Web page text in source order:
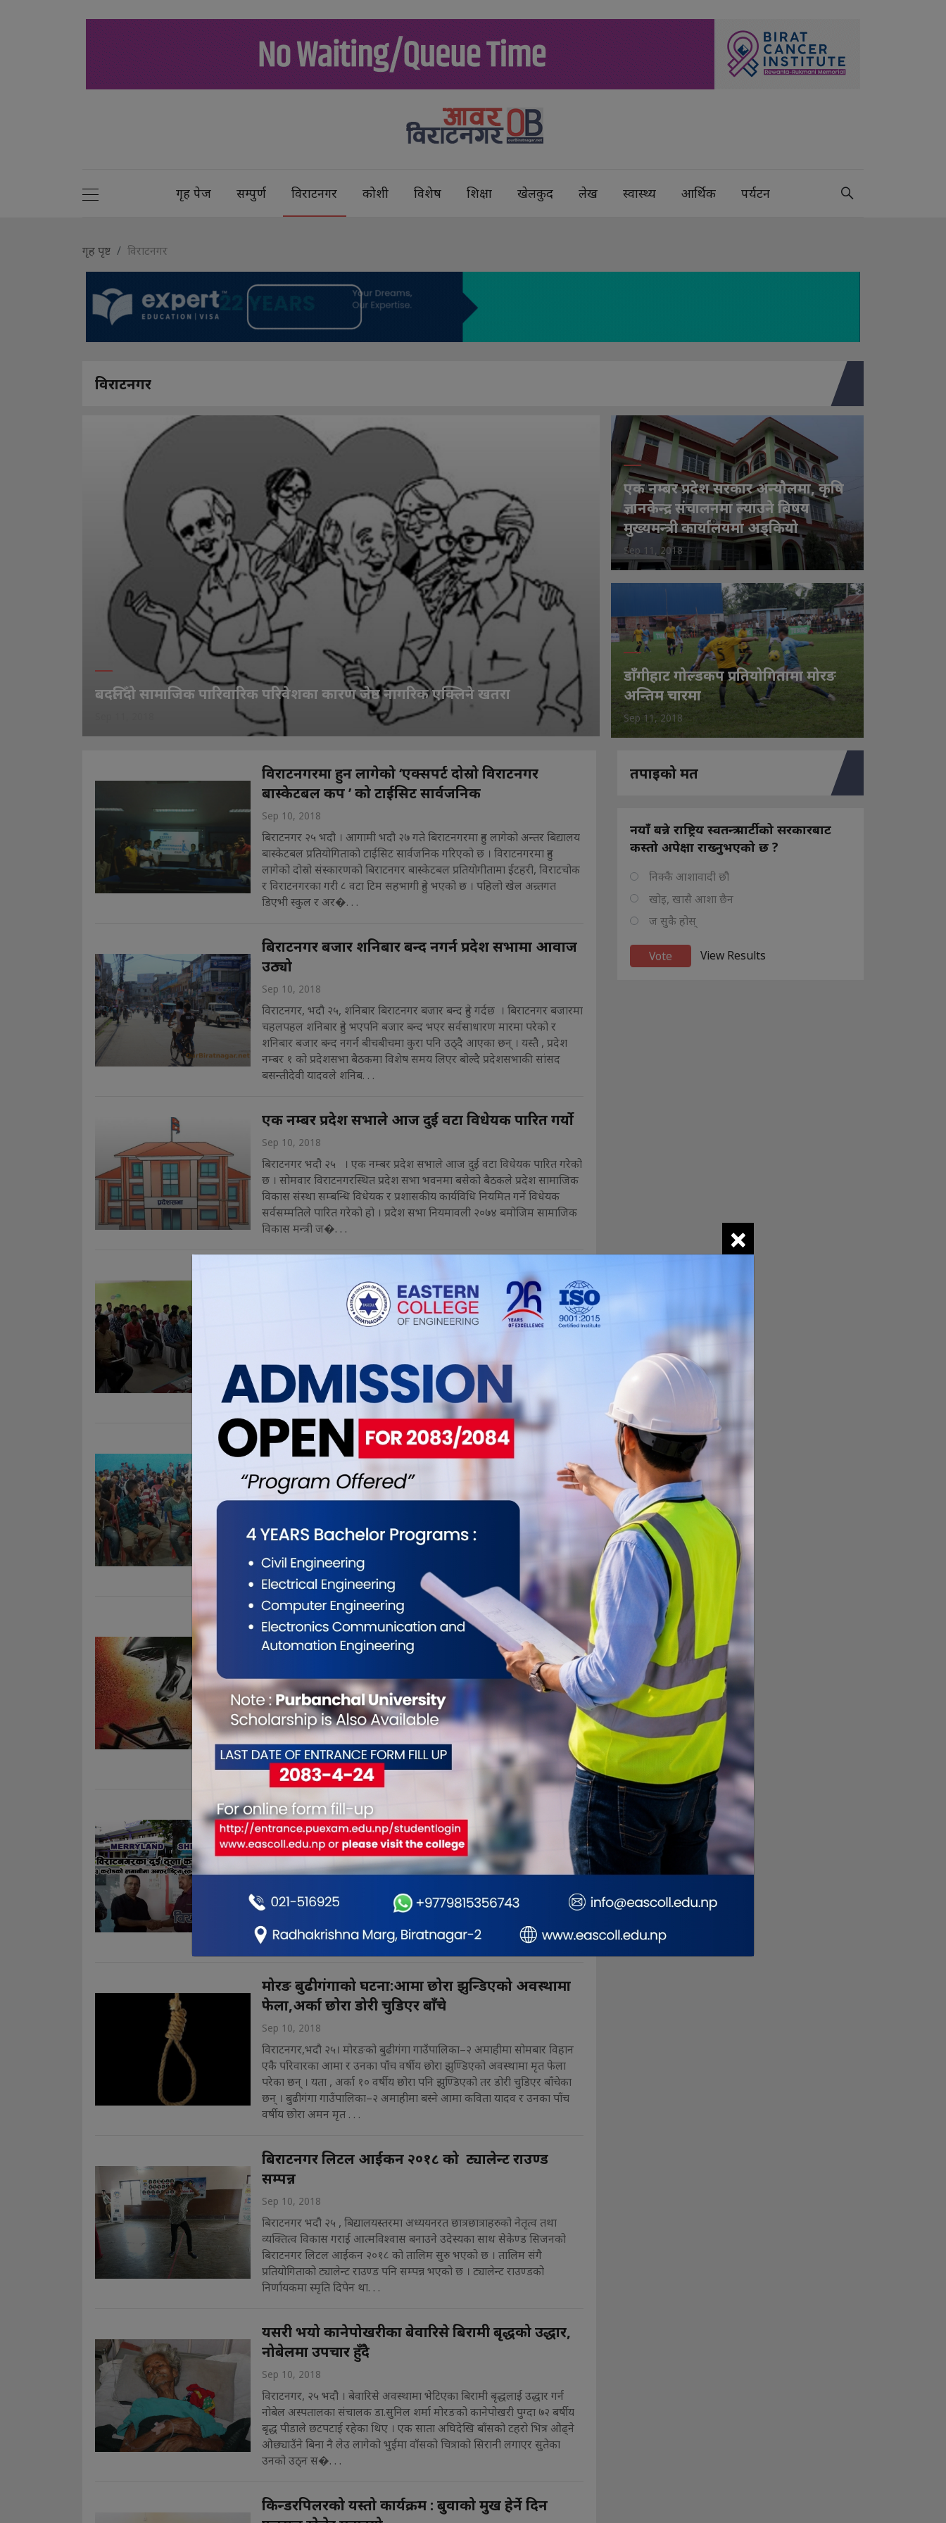
गृह पेज सम्पुर्ण विराटनगर कोशी विशेष शिक्षा खेलकुद लेख स्वास्थ्य आर्थिक पर्यटन
गृह पृष्ट विराटनगर
विराटनगर
बदलिँदो सामाजिक पारिवारिक परिवेशका कारण जेष्ठ नागरिक एक्लिने खतरा
एक नम्बर प्रदेश सरकार अन्यौलमा, कृषि
ज्ञानकेन्द्र संचालनमा ल्याउने बिषय
मुख्यमन्त्री कार्यालयमा अड्कियो
Sep 11, 2018
डाँगीहाट गोल्डकप प्रतियोगितामा मोरङ
अन्तिम चारमा
Sep 11, 2018
विराटनगरमा हुन लागेको ‘एक्सपर्ट दोस्रो विराटनगर
बास्केटबल कप ’ को टाईसिट सार्वजनिक
Sep 10, 2018
बिराटनगर २५ भदौ । आगामी भदौ २७ गते बिराटनगरमा हुन लागेको अन्तर बिद्यालय
बास्केटबल प्रतियोगिताको टाईसिट सार्वजनिक गरिएको छ । विराटनगरमा हुन
लागेको दोस्रो संस्कारणको बिराटनगर बास्केटबल प्रतियोगीतामा ईटहरी, विराटचोक
र विराटनगरका गरी ८ वटा टिम सहभागी हुने भएको छ । पहिलो खेल अन्र्तगत
डिएभी स्कुल र अर�. . .
बिराटनगर बजार शनिबार बन्द नगर्न प्रदेश सभामा आवाज
उठ्यो
Sep 10, 2018
विराटनगर, भदौ २५, शनिबार बिराटनगर बजार बन्द हुने गर्दछ । बिराटनगर बजारमा
चहलपहल शनिबार हुने भएपनि बजार बन्द भएर सर्वसाधारण मारमा परेको र
शनिबार बजार बन्द नगर्न बीचबीचमा कुरा पनि उठ्दै आएका छन् । यस्तै , प्रदेश
नम्बर १ को प्रदेशसभा बैठकमा विशेष समय लिएर बोल्दै प्रदेशसभाकी सांसद
बसन्तीदेवी यादवले शनिब. . .
एक नम्बर प्रदेश सभाले आज दुई वटा विधेयक पारित गर्यो
Sep 10, 2018
बिराटनगर भदौ २५ । एक नम्बर प्रदेश सभाले आज दुई वटा विधेयक पारित गरेको
छ । सोमवार विराटनगरस्थित प्रदेश सभा भवनमा बसेको बैठकले प्रदेश सामाजिक
विकास संस्था सम्बन्धि विधेयक र प्रशासकीय कार्यविधि नियमित गर्ने विधेयक
सर्वसम्मतिले पारित गरेको हो । प्रदेश सभा नियमावली २०७४ बमोजिम सामाजिक
विकास मन्त्री ज�. . .
विराटनगरका ६५ जना ट्याक्टर चालकलाई ट्राफिक
नियमबारे प्रशिक्षण
एण्ड महिन्द्रा ट्याक्टर कम्पनिले आयोजना गरेको कार्यक्रममा ट्याक्टर
चालकहरुलाई प्रशिक्षण दिएको । करिब ६५ जना ट्याक्टर चालकलाई जिल्ला
ट्राफिक प्रहरी क�. . .
जोगवनीमा लागुऔषध प्रयोग गर्न जानेलाई प्रहरीले दिनभर
Sep 10, 2018
विराटनगर, २५ भदौ । नेपालबाट जोगवनी लागुऔषध प्रयोग गर्न जाने दुव्र्यसनीलाई
प्रहरीले अब दिनभरी निगरानीमा राखेर अभिभावकको जिम्मा लगाउने भएको छ ।
पछिल्लो समय सिमावर्ती भारतमा लागुऔषधको प्रयोगकर्ता बढ्न थालेपछि जिल्ला
प्रहरी कार्यालय मोरङले सोमबारबाट तीन महिने लागु औषधअपराध बिरुद्धको
अभियान शुरु गरे. . .
दुई छोरा सहित आत्माहत्या प्रकरण ः नावालक २ छोरासँगै
आमाले किन गरिन आत्माहत्या ? प्रहरी र स्थानियवासी यसो
Sep 10, 2018
विराटनगर २५ भदौ । मोरङको बुढीगंगा गाउँपालिका २ अमाही भन्ने ठाउँकी एक
महिलाले दुई छोरालाई डोरीको पासो लगाएर झुन्ड्याएपछि सोमबार आफूले पनि
आत्महत्या गरेको खुलेको छ । छोराहरु १० वर्षीय निशान यादव र ५ वर्षीय अमन
यादवलाई घरकै बलोमा डोरीको पासो लगाउँदै झुन्ड्याएपछि २९ वर्षीय कविता
यादवले पनि झुन्डिएर आत्�. . .
यसरी भयो विराटनगरका दुई ठूला कलेजको एकता !
(भिडियो सहित)
Sep 10, 2018
प्रेम देवान विराटनगर, २५ भदौ । प्रदेश नं १ का विद्यार्थीहरुलाई अन्तराष्ट्रियस्तरको
गुणस्तर तथा व्यवहारिक शिक्षा प्रदान गर्न विराटनगरका दुई ठूला नाम चलेका कलेज
एकीकृत भएका छन् । विराटनगरमा रहेका मेरिल्याण्ड कलेज र शिक्षादिप
कलेजवीच एकीकृत भई संयुक्त रुपमा स्नातक तह र सो माथिको उच्च तहको
विभिन्न विष. . .
मोरङ बुढीगंगाको घटना:आमा छोरा झुन्डिएको अवस्थामा
फेला,अर्का छोरा डोरी चुडिएर बाँचे
Sep 10, 2018
विराटनगर,भदौ २५। मोरङको बुढीगंगा गाउँपालिका–२ अमाहीमा सोमबार विहान
एकै परिवारका आमा र उनका पाँच वर्षीय छोरा झुण्डिएको अवस्थामा मृत फेला
परेका छन् । यता , अर्का १० वर्षीय छोरा पनि झुण्डिएको तर डोरी चुडिएर बाँचेका
छन् । बुढीगंगा गाउँपालिका–२ अमाहीमा बस्ने आमा कविता यादव र उनका पाँच
वर्षीय छोरा अमन मृत . . .
बिराटनगर लिटल आईकन २०१८ को ट्यालेन्ट राउण्ड
सम्पन्न
Sep 10, 2018
बिराटनगर भदौ २५ , बिद्यालयस्तरमा अध्ययनरत छात्रछात्राहरुको नेतृत्व तथा
व्यक्तित्व विकास गराई आत्मविश्वास बनाउने उदेस्यका साथ सेकेण्ड सिजनको
बिराटनगर लिटल आईकन २०१८ को तालिम सुरु भएको छ । तालिम संगै
प्रतियोगिताको ट्यालेन्ट राउण्ड पनि सम्पन्न भएको छ । ट्यालेन्ट राउण्डको
निर्णायकमा स्मृति दिपेन था. . .
यसरी भयो कानेपोखरीका बेवारिसे बिरामी बृद्धको उद्धार,
नोबेलमा उपचार हुँदै
Sep 10, 2018
विराटनगर, २५ भदौ । बेवारिसे अवस्थामा भेटिएका बिरामी बृद्धलाई उद्धार गर्न
नोबेल अस्पतालका संचालक डा.सुनिल शर्मा मोरङको कानेपोखरी पुग्दा ७२ बर्षीय
बृद्ध पीडाले छटपटाई रहेका थिए । एक साता अघिदेखि बाँसको टहरो भित्र ओढ्ने
ओछ्याउँने बिना नै लेउ लागेको भुईमा वाँसको चित्राको सिरानी लगाएर सुतेका
उनको उठ्न स�. . .
किन्डरपिलरको यस्तो कार्यक्रम : बुवाको मुख हेर्ने दिन
तपाइको मत
नयाँ बन्ने राष्ट्रिय स्वतन्त्र पार्टीको सरकारबाट
कस्तो अपेक्षा राख्नुभएको छ ?
निक्कै आशावादी छौ
खोइ, खासै आशा छैन
ज सुकै होस्
View Results
×